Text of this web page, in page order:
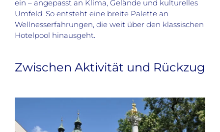
ein – angepasst an Klima, Gelände und kulturelles
Umfeld. So entsteht eine breite Palette an
Wellnesserfahrungen, die weit über den klassischen
Hotelpool hinausgeht.
Zwischen Aktivität und Rückzug